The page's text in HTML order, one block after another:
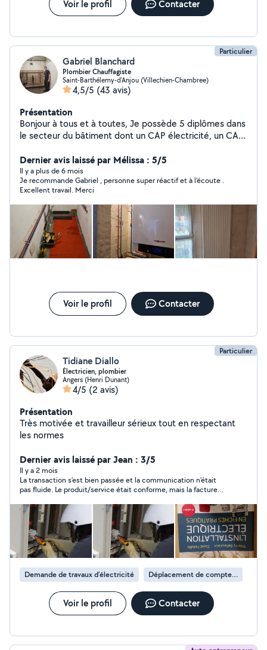
Voir le profil Contacter
Particulier
Gabriel Blanchard
Plombier Chauffagiste
Saint-Barthélemy-d'Anjou (Villechien-Chambree)
4,5/5 (43 avis)
Présentation
Bonjour à tous et à toutes, Je possède 5 diplômes dans
le secteur du bâtiment dont un CAP électricité, un CAP
génie climatique et une MC maintenance des
équipements thermique J'ai également obtenu la
médaille d'or régional pour le Meilleur Apprenti de
France dans le secteur de l'électricité en 2020 Je
répond à toutes demandes de réparation ou
modifications de plomberie et chauffage. Bien
cordialement, Monsieur Blanchard Gabriel
Dernier avis laissé par Mélissa : 5/5
Il y a plus de 6 mois
Je recommande Gabriel , personne super réactif et à l'écoute .
Excellent travail. Merci
Voir le profil Contacter
Particulier
Tidiane Diallo
Électricien, plombier
Angers (Henri Dunant)
4/5 (2 avis)
Présentation
Très motivée et travailleur sérieux tout en respectant
les normes
Dernier avis laissé par Jean : 3/5
Il y a 2 mois
La transaction s’est bien passée et la communication n’était
pas fluide. Le produit/service était conforme, mais la facture
l’expérience reste globalement positive
Demande de travaux d’électricité Déplacement de compteur électrique
Voir le profil Contacter